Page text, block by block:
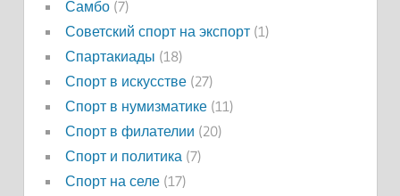
Самбо(7)
Советский спорт на экспорт(1)
Спартакиады (18)
Спорт в искусстве(27)
Спорт в нумизматике(11)
Спорт в филателии (20)
Спорт и политика(7)
Спорт на селе(17)